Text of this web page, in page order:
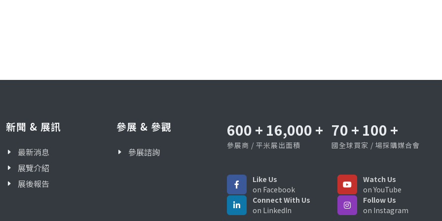
新聞 & 展訊
最新消息
展覽介紹
展後報告
參展 & 參觀
參展諮詢
600 + 16,000 +
參展商 / 平米展出面積
70 + 100 +
國全球買家 / 場採購媒合會
Like Us
on Facebook
Watch Us
on YouTube
Connect With Us
on LinkedIn
Follow Us
on Instagram